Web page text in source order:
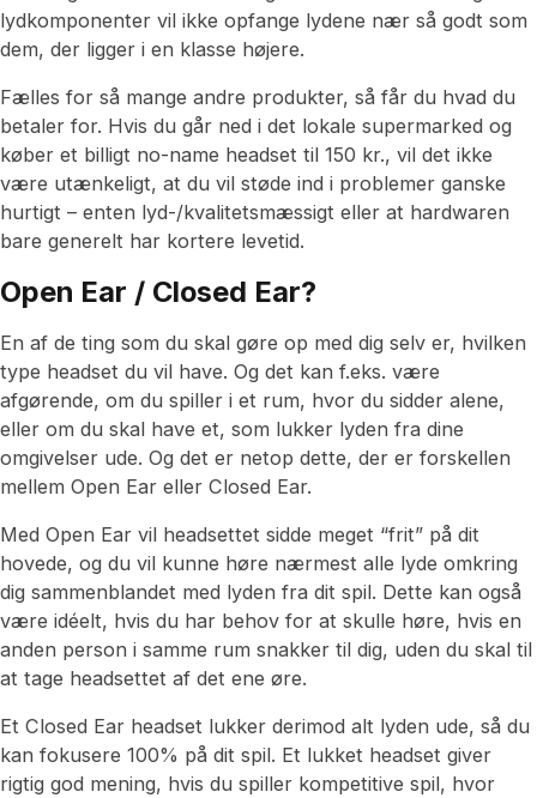
lydkomponenter vil ikke opfange lydene nær så godt som
dem, der ligger i en klasse højere.
Fælles for så mange andre produkter, så får du hvad du
betaler for. Hvis du går ned i det lokale supermarked og
køber et billigt no-name headset til 150 kr., vil det ikke
være utænkeligt, at du vil støde ind i problemer ganske
hurtigt – enten lyd-/kvalitetsmæssigt eller at hardwaren
bare generelt har kortere levetid.
Open Ear / Closed Ear?
En af de ting som du skal gøre op med dig selv er, hvilken
type headset du vil have. Og det kan f.eks. være
afgørende, om du spiller i et rum, hvor du sidder alene,
eller om du skal have et, som lukker lyden fra dine
omgivelser ude. Og det er netop dette, der er forskellen
mellem Open Ear eller Closed Ear.
Med Open Ear vil headsettet sidde meget “frit” på dit
hovede, og du vil kunne høre nærmest alle lyde omkring
dig sammenblandet med lyden fra dit spil. Dette kan også
være idéelt, hvis du har behov for at skulle høre, hvis en
anden person i samme rum snakker til dig, uden du skal til
at tage headsettet af det ene øre.
Et Closed Ear headset lukker derimod alt lyden ude, så du
kan fokusere 100% på dit spil. Et lukket headset giver
rigtig god mening, hvis du spiller kompetitive spil, hvor